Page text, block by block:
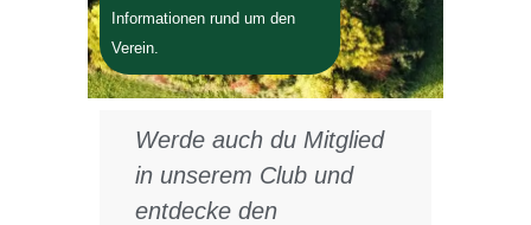
Informationen rund um den
Verein.
Werde auch du Mitglied
in unserem Club und
entdecke den